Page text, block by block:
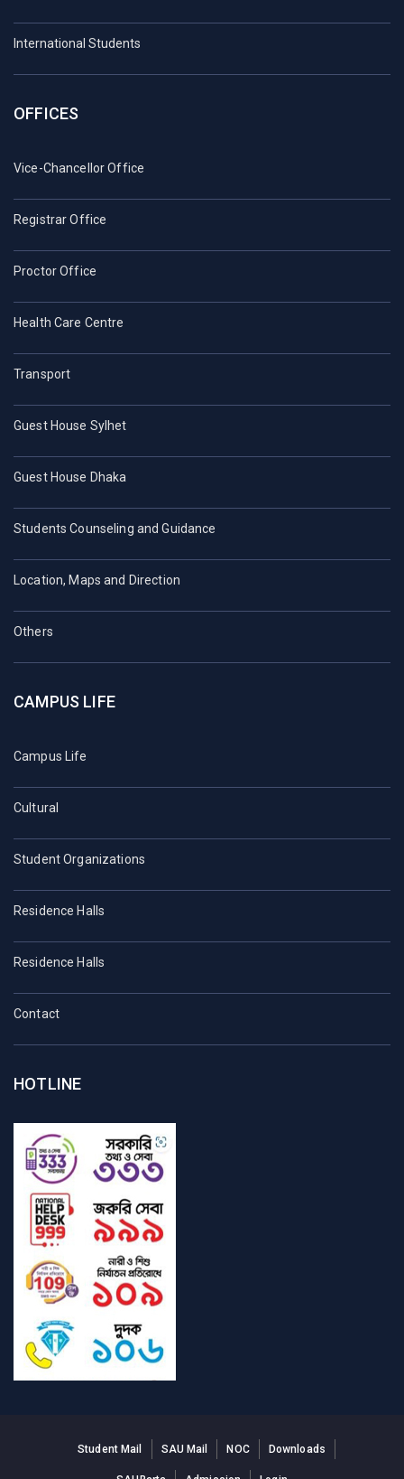
International Students
OFFICES
Vice-Chancellor Office
Registrar Office
Proctor Office
Health Care Centre
Transport
Guest House Sylhet
Guest House Dhaka
Students Counseling and Guidance
Location, Maps and Direction
Others
CAMPUS LIFE
Campus Life
Cultural
Student Organizations
Residence Halls
Residence Halls
Contact
HOTLINE
Student Mail SAU Mail NOC Downloads